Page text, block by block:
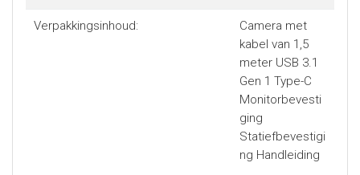
Verpakkingsinhoud:
Camera met
kabel van 1,5
meter USB 3.1
Gen 1 Type-C
Monitorbevesti
ging
Statiefbevestigi
ng Handleiding